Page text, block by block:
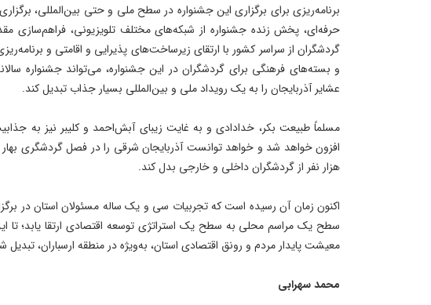
برنامه‌ریزی برای برگزاری این جشنواره در سطح ملی و حتی بین‌المللی،
حرفه‌ای، پخش زنده جشنواره از شبکه‌های مختلف تلویزیونی، فراهم‌سازی
گردشگران از سراسر کشور با ارتقای زیرساخت‌های پذیرایی و اقامتی و برنامه‌ریزی
و بسته‌های فرهنگی برای گردشگران در این جشنواره، می‌تواند جشنواره
عشایر آذربایجان را به یک رویداد ملی و بین‌المللی بسیار جذاب تبدیل کند.
مسلماً طبیعت بکر، خدادادی و به غایت زیبای آبش‌احمد و کلیبر نیز به
افزون خواهد شد و خواهد توانست آذربایجان شرقی را در فصل گردشگری
هزار نفر از گردشگران داخلی و خارجی بدل کند.
اکنون زمان آن رسیده است که تجربیات سی و یک ساله مسئولان استان در
سطح یک مراسم محلی به سطح یک استراتژی توسعه اقتصادی ارتقا یابد؛ تا
معیشت پایدار مردم و رونق اقتصادی استان، به‌ویژه در منطقه ارسباران، تبدیل
محمدسهرابی